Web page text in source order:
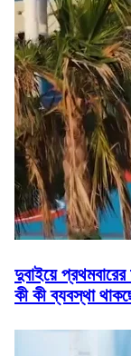
দুবাইয়ে
কী কী ব্যবস্থা